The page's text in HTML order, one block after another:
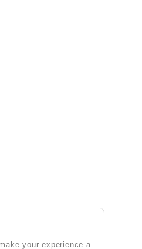
your experience a